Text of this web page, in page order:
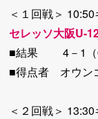
＜１回戦＞
セレッソ大阪U-
■結果 4－1（0
■得点者 オウ
＜２回戦＞